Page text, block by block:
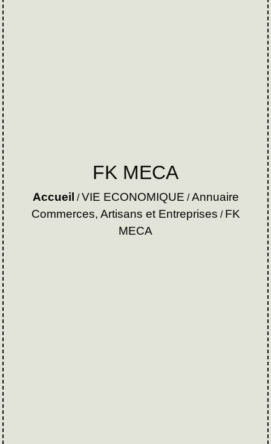
FK MECA
Accueil /VIE ECONOMIQUE /Annuaire
Commerces, Artisans et Entreprises / FK
MECA